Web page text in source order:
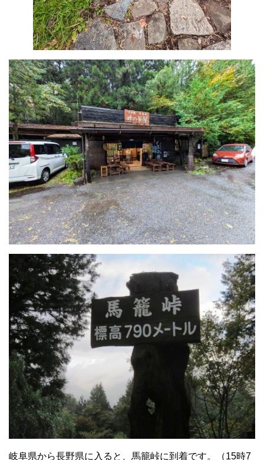
岐阜県から長野県に入ると、馬籠峠に到着です。（15時7